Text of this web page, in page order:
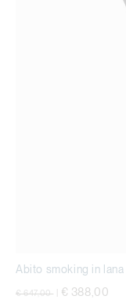
Abito smoking in
Price reduced from
€ 647,00 € 388,00